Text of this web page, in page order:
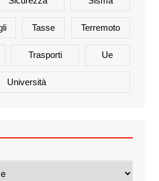
Tasse Terremoto
Trasporti Ue
Università